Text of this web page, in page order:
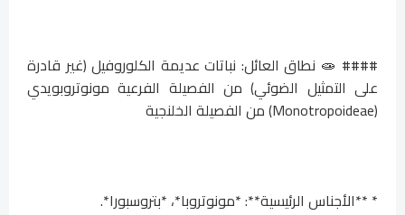
#### 🧫 نطاق العائل: نباتات عديمة الكلوروفيل (غير قادرة
على التمثيل الضوئي) من الفصيلة الفرعية مونوتروبويدي
(Monotropoideae) من الفصيلة الخلنجية
* **الأجناس الرئيسية**: *مونوتروبا*، *بتروسبورا*.